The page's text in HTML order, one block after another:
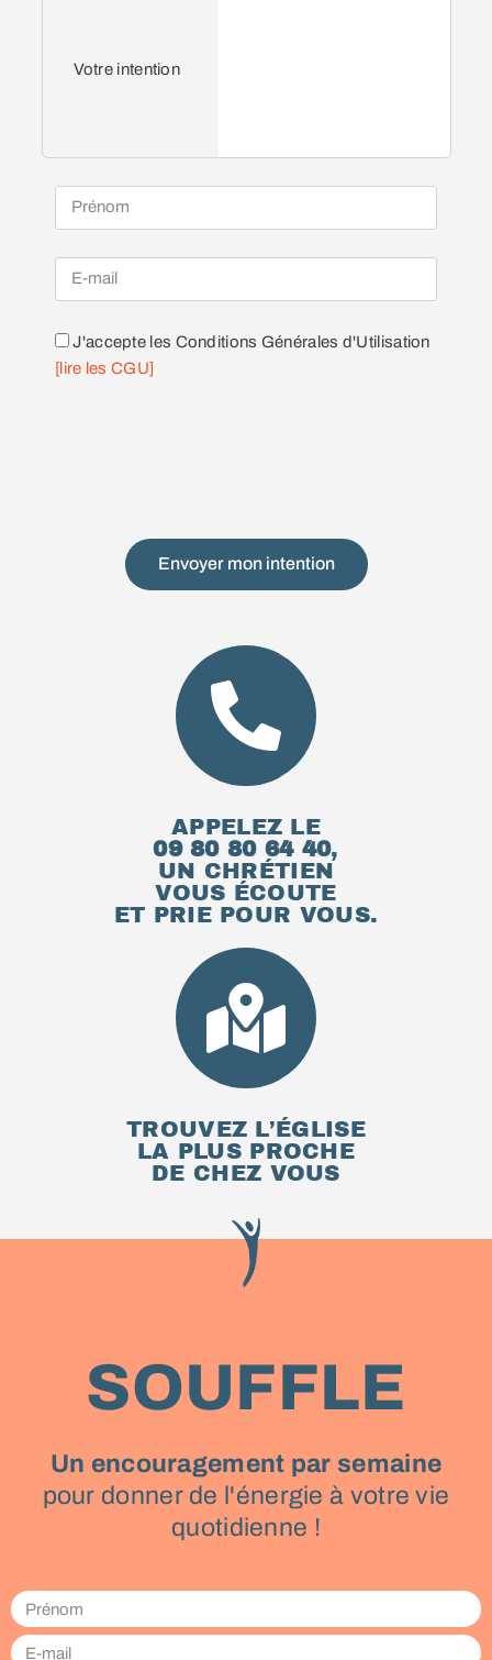
Votre intention
J'accepte les Conditions Générales d'Utilisation
[lire les CGU]
Envoyer mon intention
APPELEZ LE
09 80 80 64 40,
UN CHRÉTIEN
VOUS ÉCOUTE
ET PRIE POUR VOUS.
TROUVEZ L’ÉGLISE
LA PLUS PROCHE
DE CHEZ VOUS
SOUFFLE
Un encouragement par semaine
pour donner de l'énergie à votre vie
quotidienne !